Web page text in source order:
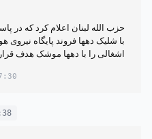
حزب الله لبنان اعلام کرد که در
با شلیک دهها فروند پایگاه نیروی
اشغالی را با دهها موشک هدف